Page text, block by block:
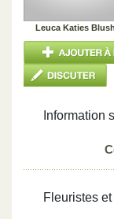
Leuca Katies Blush
Information
Fleuristes